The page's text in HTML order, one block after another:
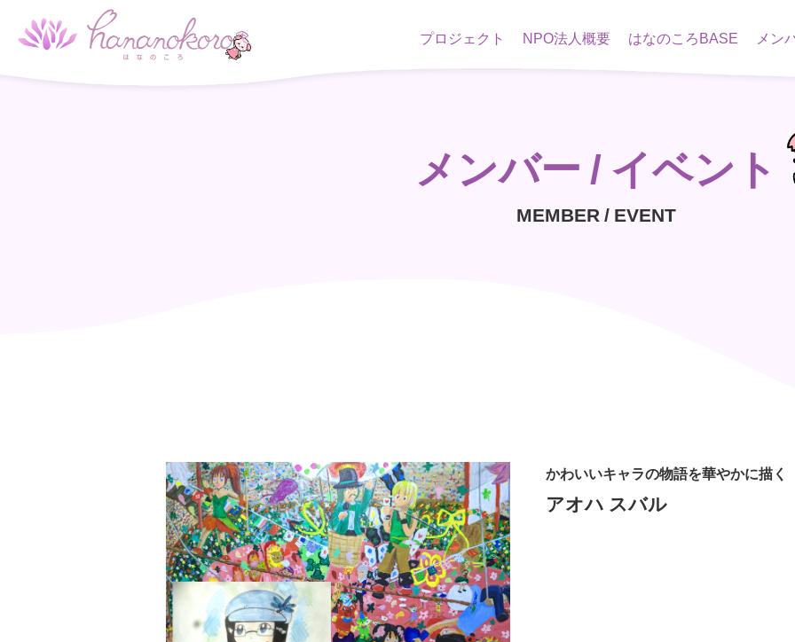
プロジェクト NPO法人概要 はなのころBASE メン
メンバー / イベント
MEMBER / EVENT
かわいいキャラの物語を華やかに描く
アオハ スバル